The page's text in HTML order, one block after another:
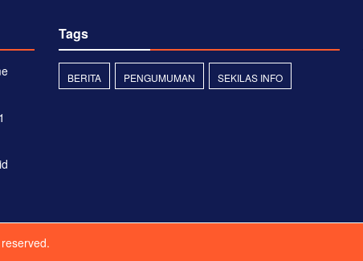
Tags
BERITA PENGUMUMAN SEKILAS INFO